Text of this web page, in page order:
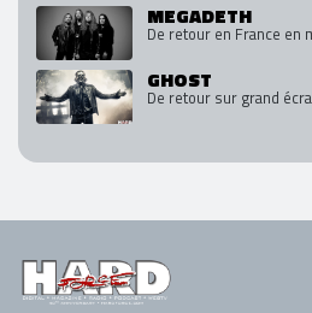
MEGADETH
De retour en France en
GHOST
De retour sur grand